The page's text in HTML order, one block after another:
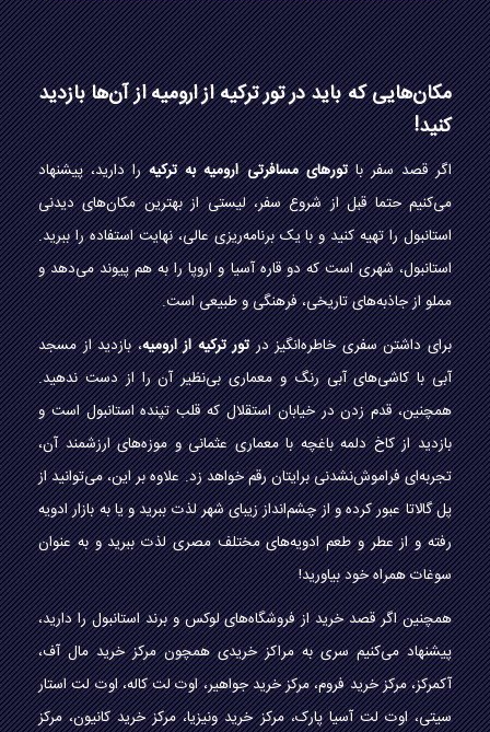
مکان‌هایی که باید در تور ترکیه از ارومیه از آن‌ها بازدید
کنید!
اگر قصد سفر باتورهای مسافرتی ارومیه به ترکیهرا دارید، پیشنهاد
می‌کنیم حتما قبل از شروع سفر، لیستی از بهترین مکان‌های دیدنی
استانبول را تهیه کنید و با یک برنامه‌ریزی عالی، نهایت استفاده را ببرید.
استانبول، شهری است که دو قاره آسیا و اروپا را به هم پیوند می‌دهد و
مملو از جاذبه‌های تاریخی، فرهنگی و طبیعی است.
برای داشتن سفری خاطره‌انگیز درتور ترکیه از ارومیه، بازدید از مسجد
آبی با کاشی‌های آبی رنگ و معماری بی‌نظیر آن را از دست ندهید.
همچنین، قدم زدن در خیابان استقلال که قلب تپنده استانبول است و
بازدید از کاخ دلمه باغچه با معماری عثمانی و موزه‌های ارزشمند آن،
تجربه‌ای فراموش‌نشدنی برایتان رقم خواهد زد. علاوه بر این، می‌توانید از
پل گالاتا عبور کرده و از چشم‌انداز زیبای شهر لذت ببرید و یا به بازار ادویه
رفته و از عطر و طعم ادویه‌های مختلف مصری لذت ببرید و به عنوان
سوغات همراه خود بیاورید!
همچنین اگر قصد خرید از فروشگاه‌های لوکس و برند استانبول را دارید،
پیشنهاد می‌کنیم سری به مراکز خریدی همچون مرکز خرید مال آف،
آکمرکز، مرکز خرید فروم، مرکز خرید جواهیر، اوت لت کاله، اوت لت استار
سیتی، اوت لت آسیا پارک، مرکز خرید ونیزیا، مرکز خرید کانیون، مرکز